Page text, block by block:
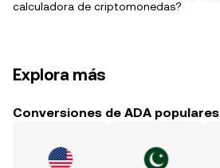
calculadora de criptomonedas?
Explora más
Conversiones de ADA populares